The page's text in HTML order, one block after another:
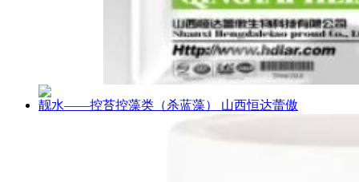
靓水——控苔控藻类（杀蓝藻） 山西恒达蕾傲